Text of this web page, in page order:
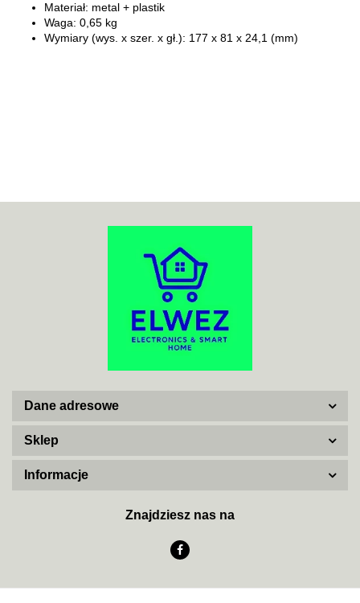
Materiał: metal + plastik
Waga: 0,65 kg
Wymiary (wys. x szer. x gł.): 177 x 81 x 24,1 (mm)
ACO
ADATA
AJAX SYSTEMS
Dane adresowe
Sklep
Informacje
Znajdziesz nas na